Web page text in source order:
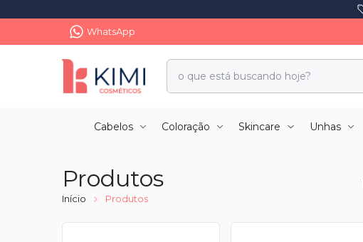
WhatsApp
Cabelos Coloração Skincare Unhas
Produtos
Início Produtos